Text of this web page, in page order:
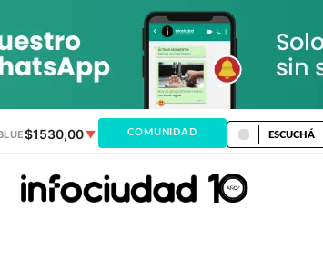
$1530,00▼ DÓLAR MEP $1518,24 ▼
COMUNIDAD ESCUCHÁ